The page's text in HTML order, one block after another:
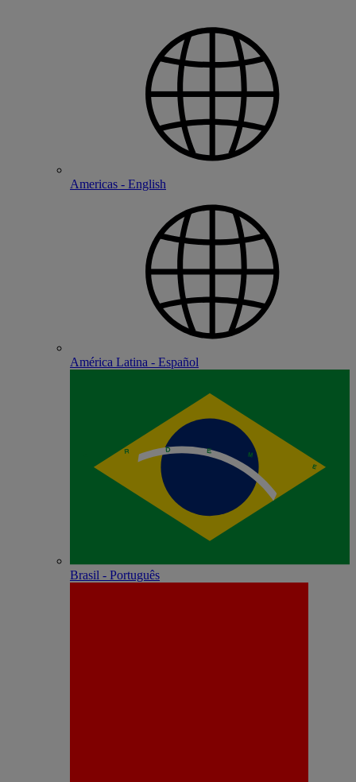
Americas - English
América Latina - Español
Brasil - Português